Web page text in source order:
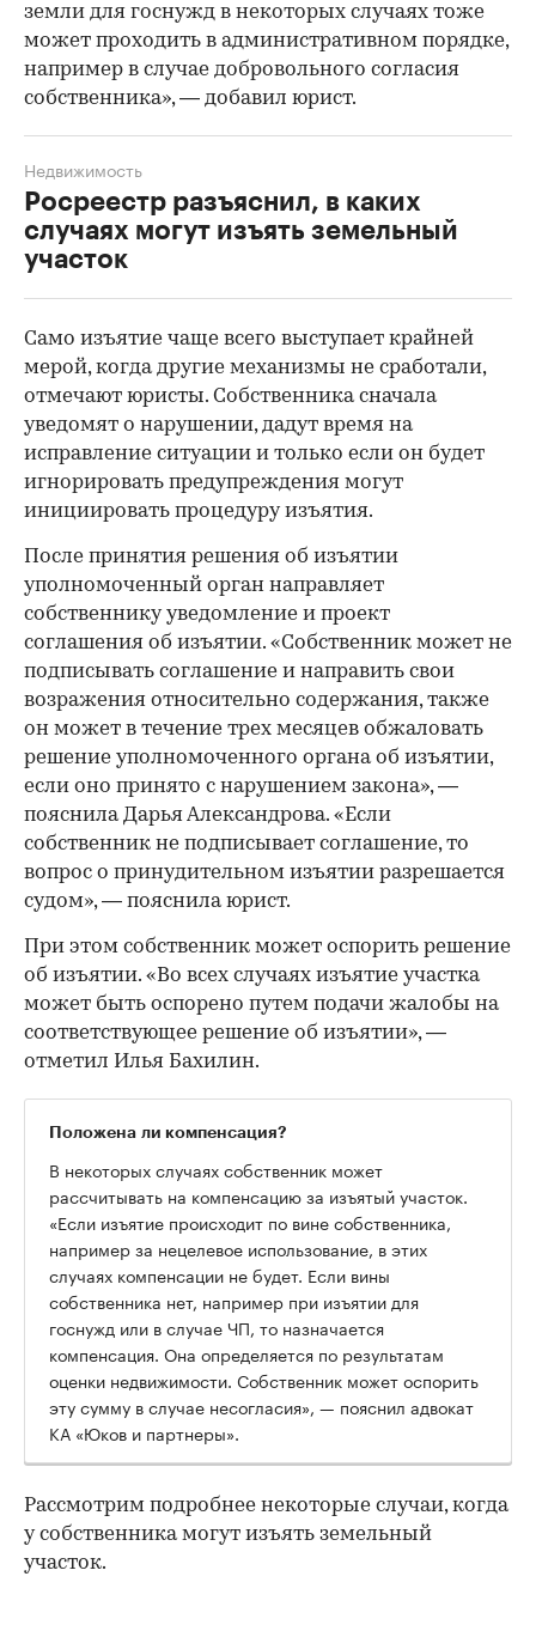
земли для госнужд в некоторых случаях тоже
может проходить в административном порядке,
например в случае добровольного согласия
собственника», — добавил юрист.
Росреестр разъяснил, в каких
случаях могут изъять земельный
участок
Недвижимость
Само изъятие чаще всего выступает крайней
мерой, когда другие механизмы не сработали,
отмечают юристы. Собственника сначала
уведомят о нарушении, дадут время на
исправление ситуации и только если он будет
игнорировать предупреждения могут
инициировать процедуру изъятия.
После принятия решения об изъятии
уполномоченный орган направляет
собственнику уведомление и проект
соглашения об изъятии. «Собственник может не
подписывать соглашение и направить свои
возражения относительно содержания, также
он может в течение трех месяцев обжаловать
решение уполномоченного органа об изъятии,
если оно принято с нарушением закона», —
пояснила Дарья Александрова. «Если
собственник не подписывает соглашение, то
вопрос о принудительном изъятии разрешается
судом», — пояснила юрист.
При этом собственник может оспорить решение
об изъятии. «Во всех случаях изъятие участка
может быть оспорено путем подачи жалобы на
соответствующее решение об изъятии», —
отметил Илья Бахилин.
Положена ли компенсация?
В некоторых случаях собственник может
рассчитывать на компенсацию за изъятый участок.
«Если изъятие происходит по вине собственника,
например за нецелевое использование, в этих
случаях компенсации не будет. Если вины
собственника нет, например при изъятии для
госнужд или в случае ЧП, то назначается
компенсация. Она определяется по результатам
оценки недвижимости. Собственник может оспорить
эту сумму в случае несогласия», — пояснил адвокат
КА «Юков и партнеры».
Рассмотрим подробнее некоторые случаи, когда
у собственника могут изъять земельный
участок.